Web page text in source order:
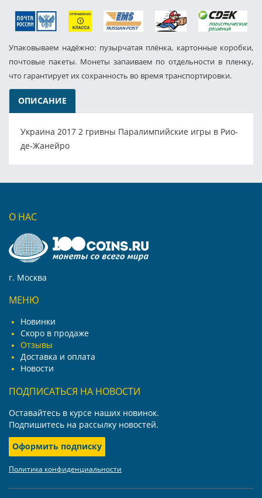
Упаковываем надёжно: пузырчатая плёнка, картонные коробки,
почтовые пакеты. Монеты запаиваем по отдельности в пленку,
что гарантирует их сохранность во время транспортировки.
ОПИСАНИЕ
Украина 2017 2 гривны Паралимпийские игры в Рио-
де-Жанейро
О НАС
г. Москва
МЕНЮ
Новинки
Скоро в продаже
Отзывы
Доставка и оплата
Новости
ПОДПИСАТЬСЯ НА НОВОСТИ
Оставайтесь в курсе наших новинок.
Подпишитесь на рассылку новостей.
Оформить подписку
Политика конфиденциальности